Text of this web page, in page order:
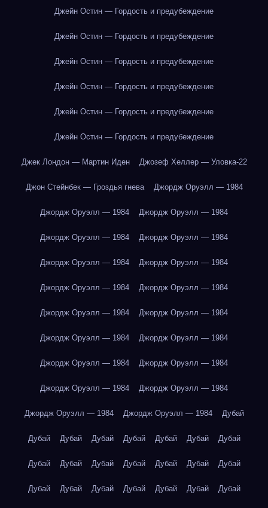
Джейн Остин — Гордость и предубеждение
Джейн Остин — Гордость и предубеждение
Джейн Остин — Гордость и предубеждение
Джейн Остин — Гордость и предубеждение
Джейн Остин — Гордость и предубеждение
Джейн Остин — Гордость и предубеждение
Джек Лондон — Мартин Иден Джозеф Хеллер — Уловка-22
Джон Стейнбек — Гроздья гнева Джордж Оруэлл — 1984
Джордж Оруэлл — 1984 Джордж Оруэлл — 1984
Джордж Оруэлл — 1984 Джордж Оруэлл — 1984
Джордж Оруэлл — 1984 Джордж Оруэлл — 1984
Джордж Оруэлл — 1984 Джордж Оруэлл — 1984
Джордж Оруэлл — 1984 Джордж Оруэлл — 1984
Джордж Оруэлл — 1984 Джордж Оруэлл — 1984
Джордж Оруэлл — 1984 Джордж Оруэлл — 1984
Джордж Оруэлл — 1984 Джордж Оруэлл — 1984
Джордж Оруэлл — 1984 Джордж Оруэлл — 1984 Дубай
Дубай Дубай Дубай Дубай Дубай Дубай Дубай
Дубай Дубай Дубай Дубай Дубай Дубай Дубай
Дубай Дубай Дубай Дубай Дубай Дубай Дубай